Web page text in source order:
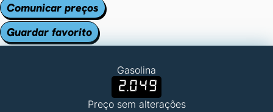
Comunicar preços
Guardar favorito
Gasolina
2.049
Preço sem alterações